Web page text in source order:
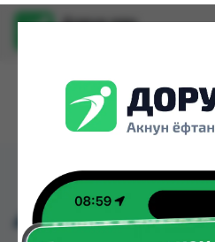
Доруи ман
414 ГУБКА